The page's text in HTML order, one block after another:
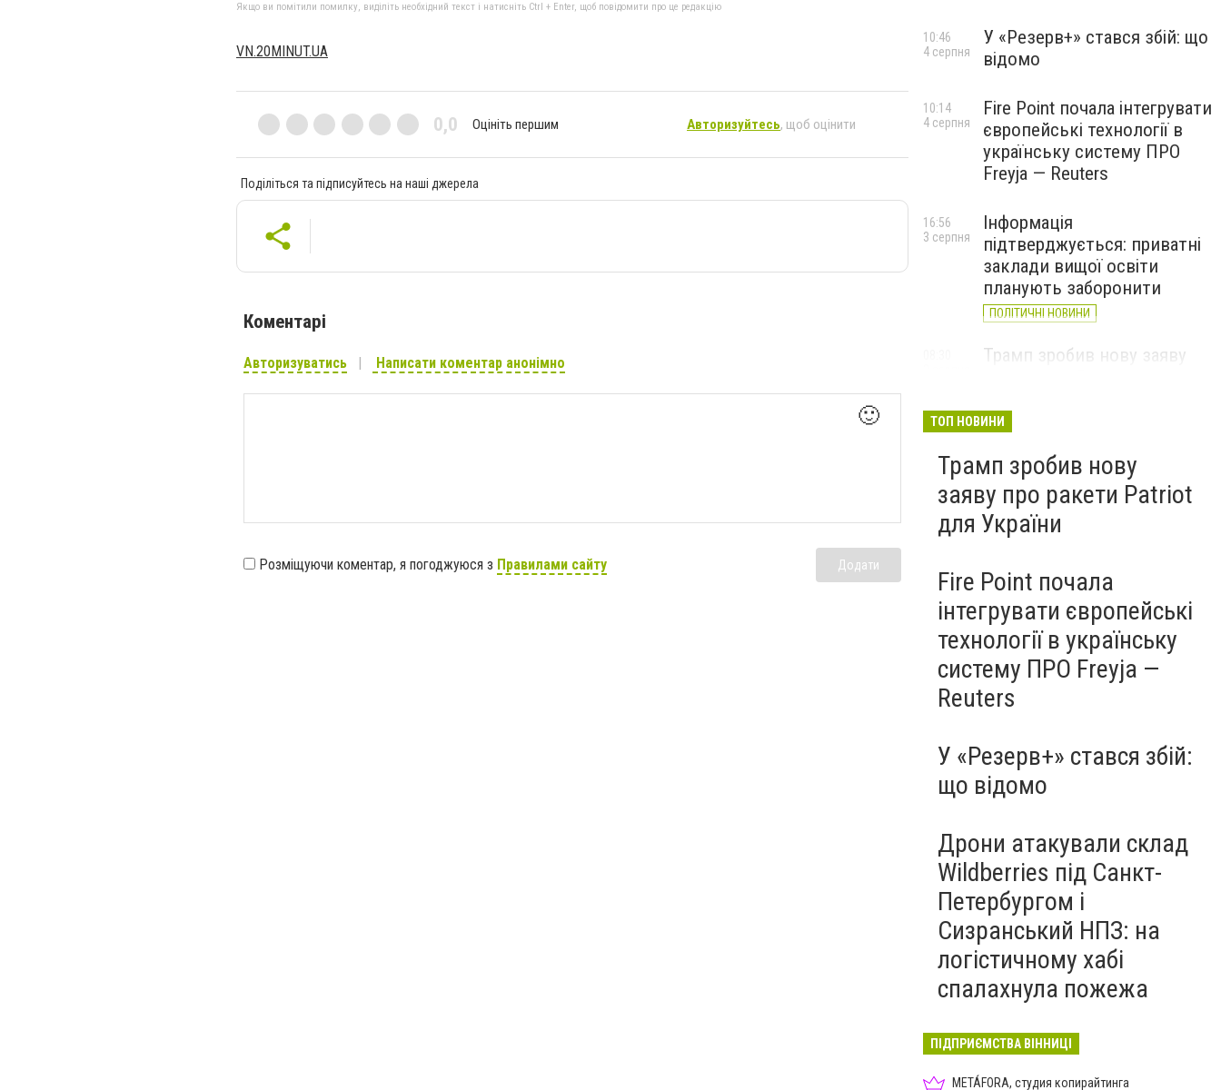
Якщо ви помітили помилку, виділіть необхідний текст і натисніть Ctrl + Enter, щоб повідомити про це редакцію
VN.20MINUT.UA
0,0 Оцініть першим Авторизуйтесь, щоб оцінити
Поділіться та підписуйтесь на наші джерела
Коментарі
Авторизуватись Написати коментар анонімно
🙂
Розміщуючи коментар, я погоджуюся з Правилами сайту Додати
У «Резерв+» стався збій: що
відомо
10:46
4 серпня
Fire Point почала інтегрувати
європейські технології в
українську систему ПРО
Freyja — Reuters
10:14
4 серпня
Інформація
підтверджується: приватні
заклади вищої освіти
планують заборонити
ПОЛІТИЧНІ НОВИНИ
16:56
3 серпня
Трамп зробив нову заяву
ТОП НОВИНИ
Трамп зробив нову
заяву про ракети Patriot
для України
Fire Point почала
інтегрувати європейські
технології в українську
систему ПРО Freyja —
Reuters
У «Резерв+» стався збій:
що відомо
Дрони атакували склад
Wildberries під Санкт-
Петербургом і
Сизранський НПЗ: на
логістичному хабі
спалахнула пожежа
ПІДПРИЄМСТВА ВІННИЦІ
METÁFORA, студия копирайтинга